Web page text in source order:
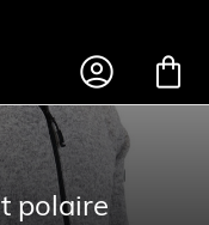
 
polaire